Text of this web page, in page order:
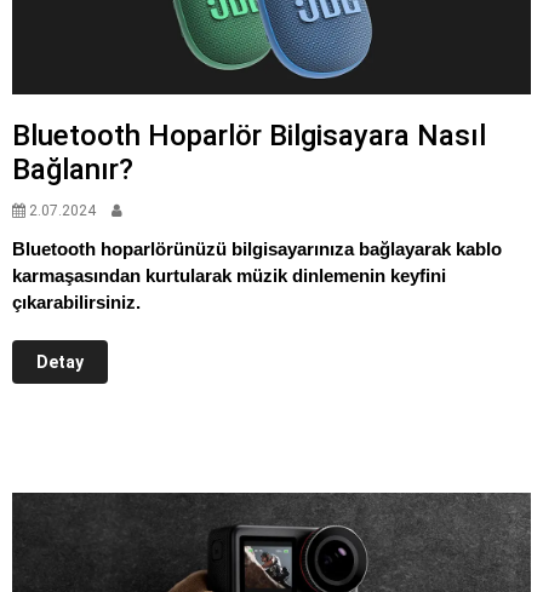
Bluetooth Hoparlör Bilgisayara Nasıl
Bağlanır?
2.07.2024
Bluetooth hoparlörünüzü bilgisayarınıza bağlayarak kablo
karmaşasından kurtularak müzik dinlemenin keyfini
çıkarabilirsiniz.
Detay